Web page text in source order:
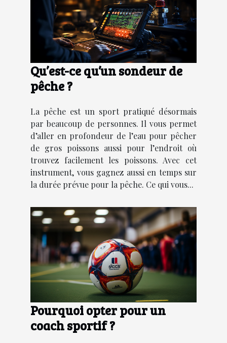
Qu’est-ce qu’un sondeur de
pêche ?
La pêche est un sport pratiqué désormais
par beaucoup de personnes. Il vous permet
d’aller en profondeur de l’eau pour pêcher
de gros poissons aussi pour l’endroit où
trouvez facilement les poissons. Avec cet
instrument, vous gagnez aussi en temps sur
la durée prévue pour la pêche. Ce qui vous...
Pourquoi opter pour un
coach sportif ?